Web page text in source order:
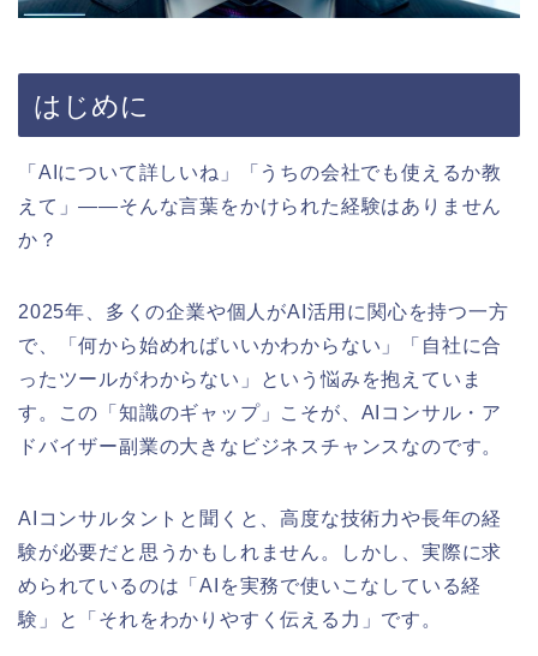
はじめに
「AIについて詳しいね」「うちの会社でも使えるか教
えて」——そんな言葉をかけられた経験はありません
か？
2025年、多くの企業や個人がAI活用に関心を持つ一方
で、「何から始めればいいかわからない」「自社に合
ったツールがわからない」という悩みを抱えていま
す。この「知識のギャップ」こそが、AIコンサル・ア
ドバイザー副業の大きなビジネスチャンスなのです。
AIコンサルタントと聞くと、高度な技術力や長年の経
験が必要だと思うかもしれません。しかし、実際に求
められているのは「AIを実務で使いこなしている経
験」と「それをわかりやすく伝える力」です。